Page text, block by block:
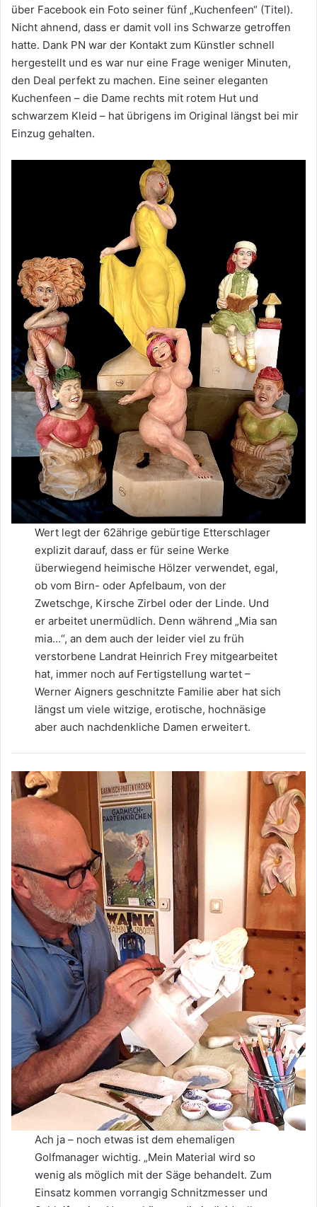
über Facebook ein Foto seiner fünf „Kuchenfeen“ (Titel).
Nicht ahnend, dass er damit voll ins Schwarze getroffen
hatte. Dank PN war der Kontakt zum Künstler schnell
hergestellt und es war nur eine Frage weniger Minuten,
den Deal perfekt zu machen. Eine seiner eleganten
Kuchenfeen – die Dame rechts mit rotem Hut und
schwarzem Kleid – hat übrigens im Original längst bei mir
Einzug gehalten.
Wert legt der 62ährige gebürtige Etterschlager
explizit darauf, dass er für seine Werke
überwiegend heimische Hölzer verwendet, egal,
ob vom Birn- oder Apfelbaum, von der
Zwetschge, Kirsche Zirbel oder der Linde. Und
er arbeitet unermüdlich. Denn während „Mia san
mia…“, an dem auch der leider viel zu früh
verstorbene Landrat Heinrich Frey mitgearbeitet
hat, immer noch auf Fertigstellung wartet –
Werner Aigners geschnitzte Familie aber hat sich
längst um viele witzige, erotische, hochnäsige
aber auch nachdenkliche Damen erweitert.
Ach ja – noch etwas ist dem ehemaligen
Golfmanager wichtig. „Mein Material wird so
wenig als möglich mit der Säge behandelt. Zum
Einsatz kommen vorrangig Schnitzmesser und